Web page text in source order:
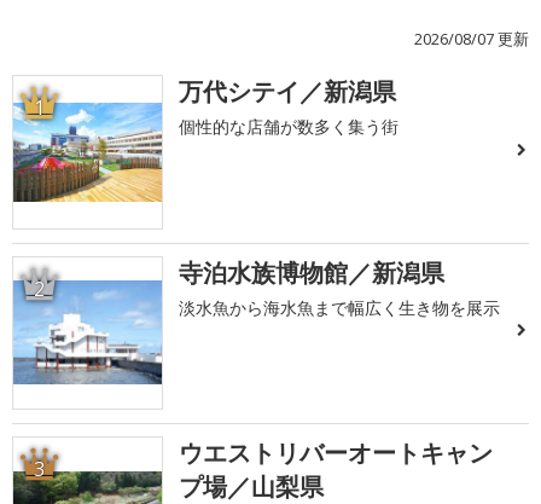
2026/08/07 更新
1 万代シテイ／新潟県
個性的な店舗が数多く集う街
2 寺泊水族博物館／新潟県
淡水魚から海水魚まで幅広く生き物を展示
3
ウエストリバーオートキャン
プ場／山梨県